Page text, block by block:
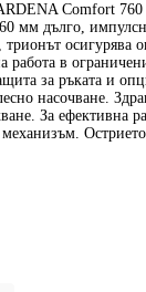
Comfort
мм дълго,
осигурява
работа в
за ръката и
насочване.
За ефективна
механизъм.